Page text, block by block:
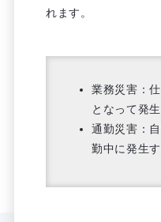
れます。
業務災害：
となって発
通勤災害：
勤中に発生